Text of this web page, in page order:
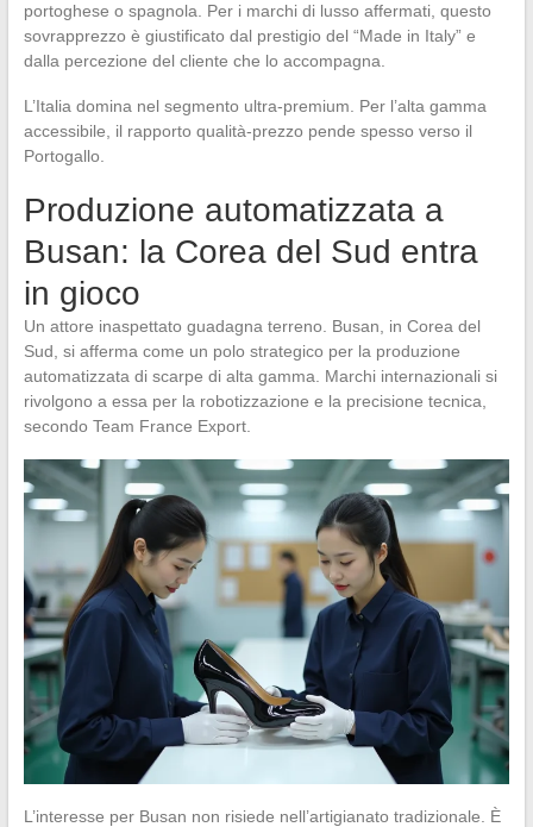
portoghese o spagnola. Per i marchi di lusso affermati, questo
sovrapprezzo è giustificato dal prestigio del “Made in Italy” e
dalla percezione del cliente che lo accompagna.
L’Italia domina nel segmento ultra-premium. Per l’alta gamma
accessibile, il rapporto qualità-prezzo pende spesso verso il
Portogallo.
Produzione automatizzata a
Busan: la Corea del Sud entra
in gioco
Un attore inaspettato guadagna terreno. Busan, in Corea del
Sud, si afferma come un polo strategico per la produzione
automatizzata di scarpe di alta gamma. Marchi internazionali si
rivolgono a essa per la robotizzazione e la precisione tecnica,
secondo Team France Export.
L’interesse per Busan non risiede nell’artigianato tradizionale. È